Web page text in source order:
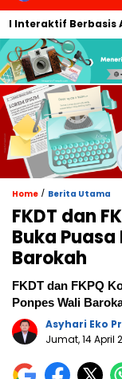
Berbasis AI
Home / Berita Utama
FKDT dan
Buka
Barokah
FKDT dan FKPQ
Ponpes Wali
Asyhari Eko
Jumat, 14 April